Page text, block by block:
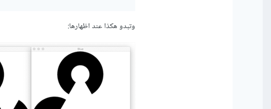
وتبدو هكذا عند اظهارها: